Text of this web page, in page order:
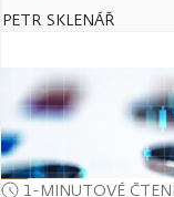
PETR SKLENÁŘ
1-MINUTOVÉ